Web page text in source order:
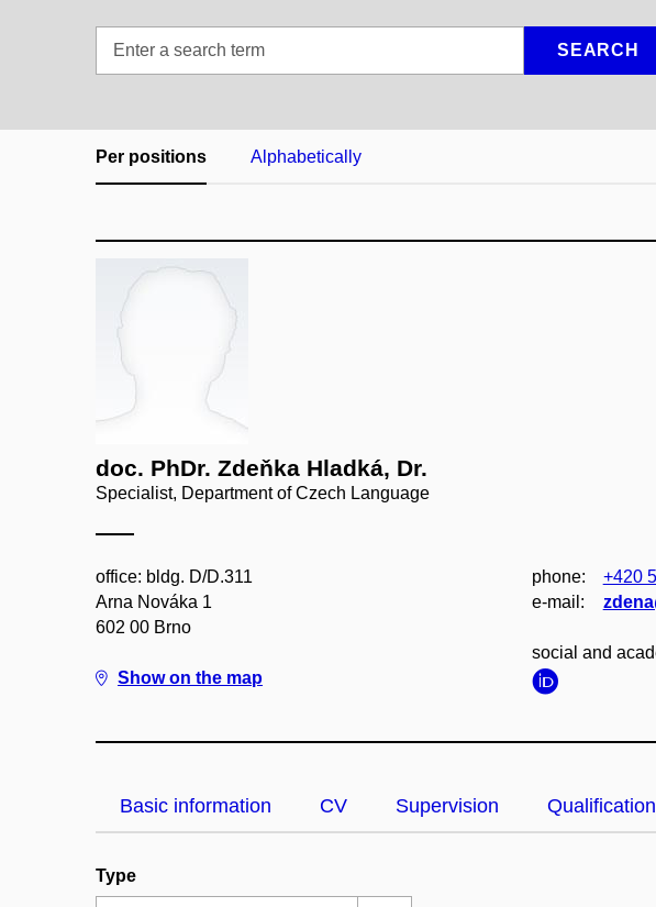
SEARCH
Per positions Alphabetically
doc. PhDr. Zdeňka Hladká, Dr.
Specialist, Department of Czech Language
office: bldg. D/D.311
Arna Nováka 1
602 00 Brno
Show on the map
phone: +420
e‑mail:
social and
Basic information CV Supervision
Type